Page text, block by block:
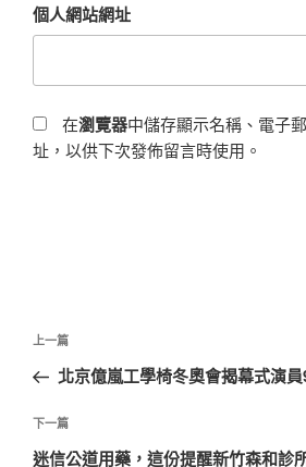
個人網站網址
在瀏覽器中儲存顯示名稱、電子
址，以供下次發佈留言時使用。
文
導
覽
上
一
文
章
上一篇
北京億嵐工學椅冬奧會揭幕式演
下
一
下一篇
迷信公道用藥，這份提醒新竹森和診